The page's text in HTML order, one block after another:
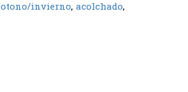
otono/invierno acolchado